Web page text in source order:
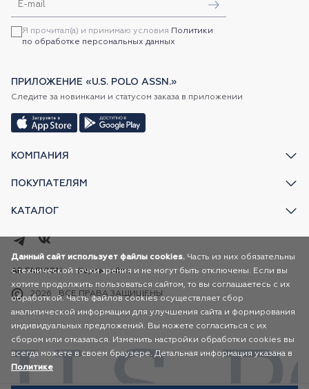
КОМПАНИЯ
ПОКУПАТЕЛЯМ
КАТАЛОГ
Я прочитал(а) и принимаю условия Политики
по обработке персональных данных
ПРИЛОЖЕНИЕ «U.S. POLO ASSN.»
Следите за новинками и статусом заказа в приложении
2026 ВСЕ ПРАВА ЗАЩИЩЕНЫ
AR FASHION Карта сайта
Данный сайт использует файлы cookies. Часть из них обязательны
с технической точки зрения и не могут быть отключены. Если вы
хотите продолжить пользоваться сайтом, то вы соглашаетесь с их
обработкой. Часть файлов cookies осуществляет сбор
аналитической информации для улучшения сайта и формирования
индивидуальных предложений. Вы можете согласиться с их
сбором или отказаться. Изменить настройки обработки cookies вы
всегда можете в своем браузере. Детальная информация указана в
Политике